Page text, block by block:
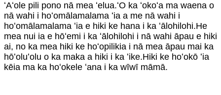
ʻAʻole pili pono nā mea ʻelua.ʻO ka ʻokoʻa ma waena o
nā wahi i hoʻomālamalama ʻia a me nā wahi i
hoʻomālamalama ʻia e hiki ke hana i ka ʻālohilohi.He
mea nui ia e hōʻemi i ka ʻālohilohi i nā wahi āpau e hiki
ai, no ka mea hiki ke hoʻopilikia i nā mea āpau mai ka
hōʻoluʻolu o ka maka a hiki i ka ʻike.Hiki ke hoʻokō ʻia
kēia ma ka hoʻokele ʻana i ka wīwī māmā.